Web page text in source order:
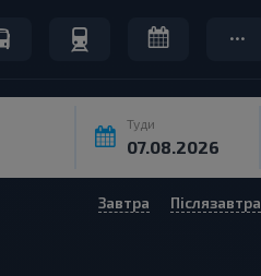
Туди
Завтра Післязавтра